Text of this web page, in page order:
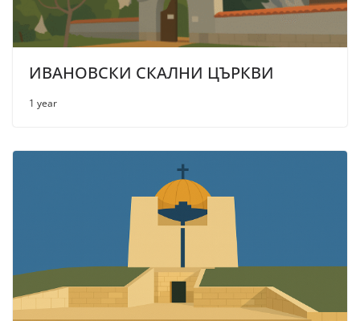
ИВАНОВСКИ СКАЛНИ ЦЪРКВИ
1 year